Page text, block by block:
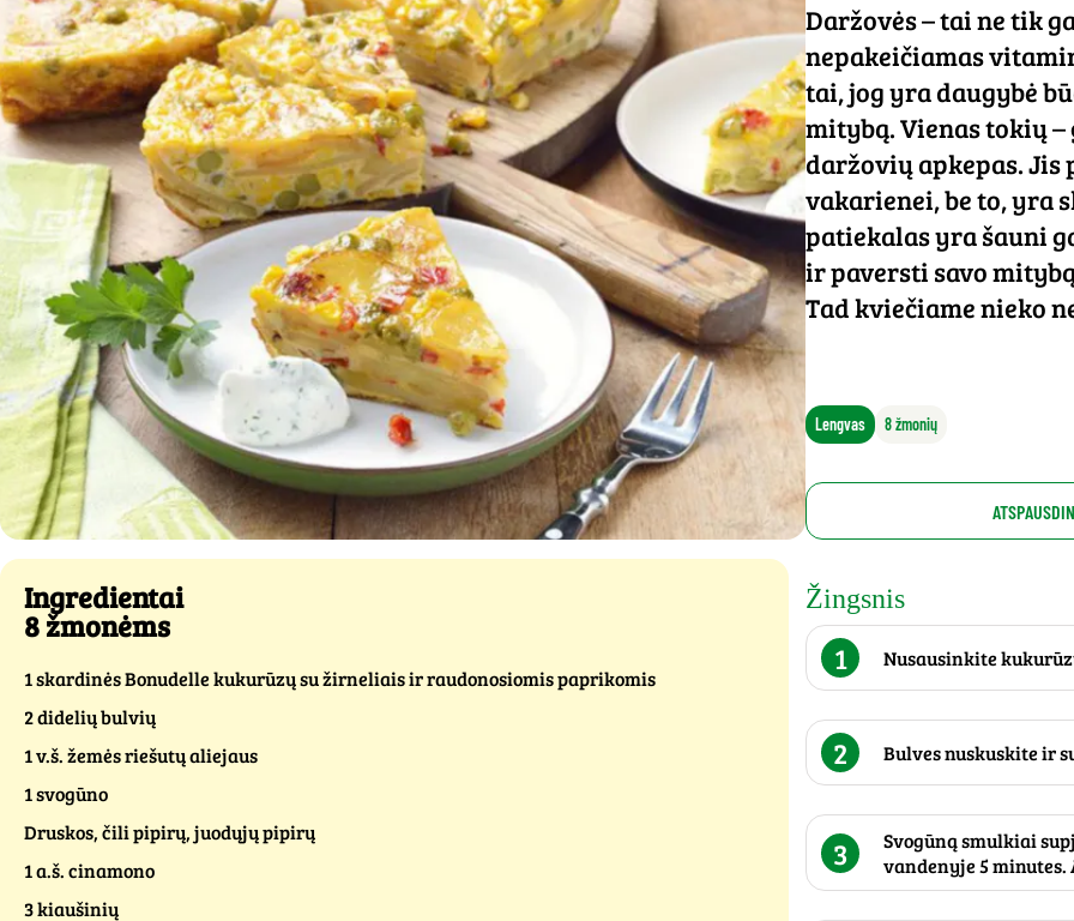
Daržovės – tai ne tik
nepakeičiamas
tai, jog yra daugybė
mitybą. Vienas tokių
daržovių apkepas.
vakarienei, be to, yra
patiekalas yra šauni
ir paversti savo
Tad kviečiame nieko
Lengvas 8 žmonių
Ingredientai
8 žmonėms
1 skardinės Bonudelle kukurūzų su žirneliais ir raudonosiomis paprikomis
2 didelių bulvių
1 v.š. žemės riešutų aliejaus
1 svogūno
Druskos, čili pipirų, juodųjų pipirų
1 a.š. cinamono
3 kiaušinių
Žingsnis
1 Nusausinkite
2 Bulves nuskuskite ir
3
Svogūną smulkiai
vandenyje 5